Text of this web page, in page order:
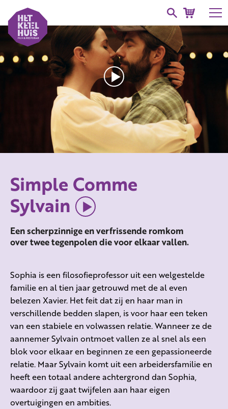
Simple Comme
Sylvain
Een scherpzinnige en verfrissende romkom
over twee tegenpolen die voor elkaar vallen.
Sophia is een filosofieprofessor uit een welgestelde
familie en al tien jaar getrouwd met de al even
belezen Xavier. Het feit dat zij en haar man in
verschillende bedden slapen, is voor haar een teken
van een stabiele en volwassen relatie. Wanneer ze de
aannemer Sylvain ontmoet vallen ze al snel als een
blok voor elkaar en beginnen ze een gepassioneerde
relatie. Maar Sylvain komt uit een arbeidersfamilie en
heeft een totaal andere achtergrond dan Sophia,
waardoor zij gaat twijfelen aan haar eigen
overtuigingen en ambities.